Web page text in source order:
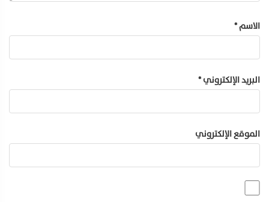
الاسم*
البريد الإلكتروني*
الموقع الإلكتروني